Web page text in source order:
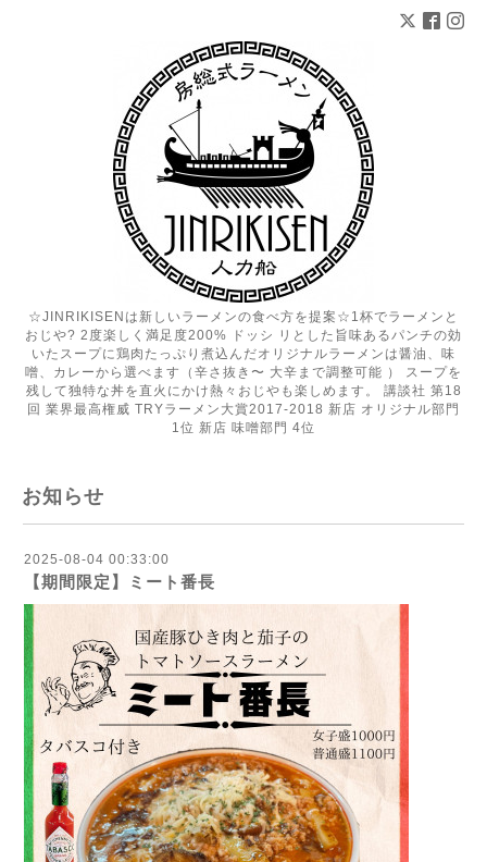
☆JINRIKISENは新しいラーメンの食べ方を提案☆1杯でラーメンと
おじや? 2度楽しく満足度200% ドッシ リとした旨味あるパンチの効
いたスープに鶏肉たっぷり煮込んだオリジナルラーメンは醤油、味
噌、カレーから選べます（辛さ抜き〜 大辛まで調整可能 ） スープを
残して独特な丼を直火にかけ熱々おじやも楽しめます。 講談社 第18
回 業界最高権威 TRYラーメン大賞2017-2018 新店 オリジナル部門
1位 新店 味噌部門 4位
お知らせ
2025-08-04 00:33:00
【期間限定】ミート番長